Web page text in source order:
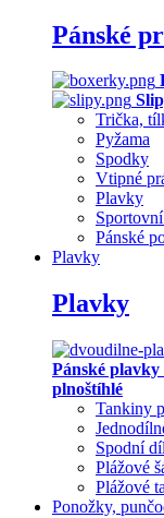
Pánské
Trička,
Pyžama
Spodky
Vtipné
Plavky
Pánské
Plavky
Plavky
Pánské plavky
plnoštíhlé
Tankiny
Spodní
Plážové
Plážové
Ponožky,